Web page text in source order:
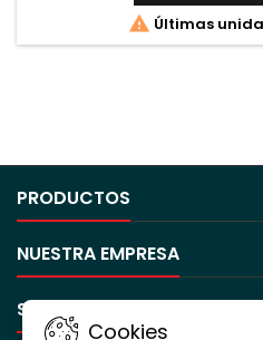
 Últimas
PRODUCTOS
NUESTRA EMPRESA
SU CUENTA
Cookies